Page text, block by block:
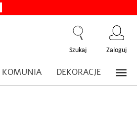
Szukaj Zaloguj
KOMUNIA DEKORACJE